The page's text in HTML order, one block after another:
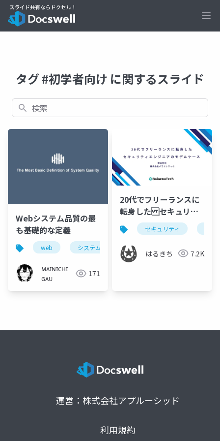
タグ #初学者向け に関するスライド
検索
Webシステム品質の最
も基礎的な定義
web システム 開発
ᴍᴀɪɴɪᴄʜɪ
ɢᴀᴜ
171
20代でフリーランスに
転身した セキュリテ
ィエンジニアのモデル
ケース
セキュリティ
はるきち 7.2K
運営：株式会社アプルーシッド
利用規約